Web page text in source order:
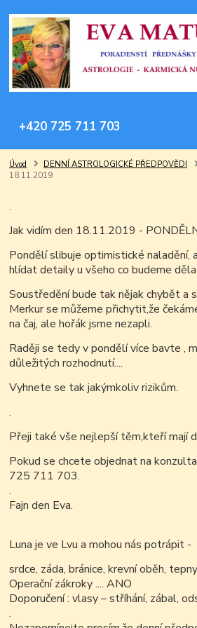
+420 725 711 703
Úvod DENNÍ ASTROLOGICKÉ PŘEDPOVĚDI
18.11.2019
.
Jak vidím den 18.11.2019 -
Pondělí slibuje optimistické naladění,
hlídat detaily u všeho co budeme
Soustředění bude tak nějak chybět a
Merkur se můžeme přichytit,že
na čaj, ale hořák jsme nezapli.
Raději se tedy v pondělí více bavte ,
důležitých rozhodnutí....
Vyhnete se tak jakýmkoliv rizikům.
.
Přeji také vše nejlepší těm,kteří mají
Pokud se chcete objednat na
725 711 703.
.
Fajn den Eva.
Luna je ve Lvu a mohou nás potrápit -
srdce, záda, bránice, krevní oběh, tepny
Operační zákroky .... ANO
Doporučení : vlasy – stříhání, zábal,
.